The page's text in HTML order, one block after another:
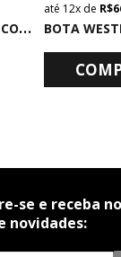
C
OTURNO PLATAFORMA COM CADARÇO PRETO
12xde R$
se e receba
novidades: